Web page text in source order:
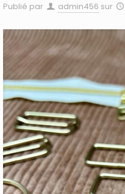
Publié par admin456 sur